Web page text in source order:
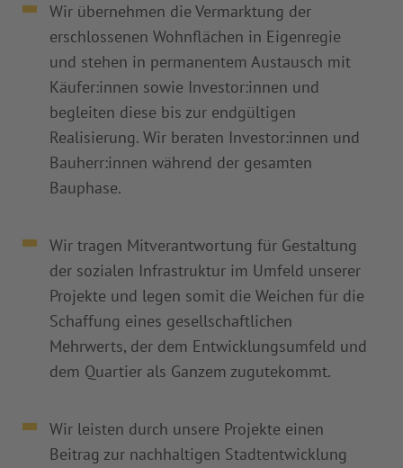
Wir übernehmen die Vermarktung der
erschlossenen Wohnflächen in Eigenregie
und stehen in permanentem Austausch mit
Käufer:innen sowie Investor:innen und
begleiten diese bis zur endgültigen
Realisierung. Wir beraten Investor:innen und
Bauherr:innen während der gesamten
Bauphase.
Wir tragen Mitverantwortung für Gestaltung
der sozialen Infrastruktur im Umfeld unserer
Projekte und legen somit die Weichen für die
Schaffung eines gesellschaftlichen
Mehrwerts, der dem Entwicklungsumfeld und
dem Quartier als Ganzem zugutekommt.
Wir leisten durch unsere Projekte einen
Beitrag zur nachhaltigen Stadtentwicklung